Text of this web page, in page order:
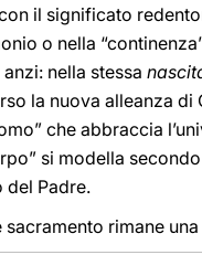
il significato
o nella
anzi: nella stessa
la nuova alleanza
che abbraccia
si modella
del Padre.
sacramento rimane